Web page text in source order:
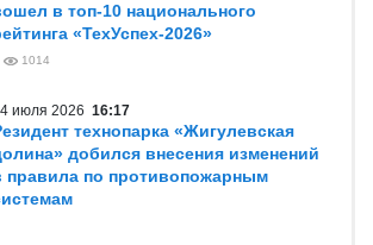
в топ-10 национального
«ТехУспех-2026»
1014
июля 2026 16:17
технопарка «Жигулевская
добился внесения изменений
правила по противопожарным